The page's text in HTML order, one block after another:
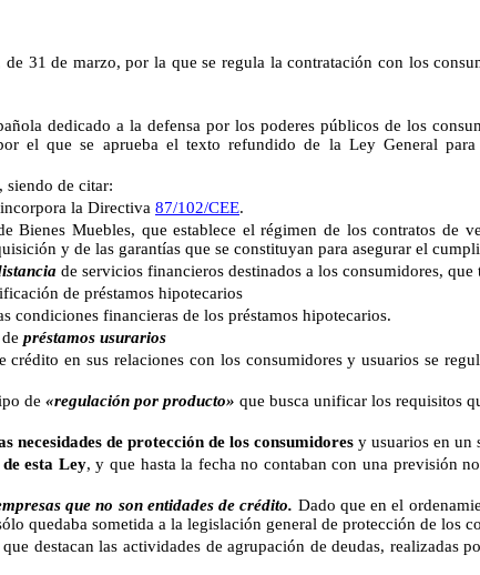
31 de marzo, por la que se regula la contratación con los
dedicado a la defensa por los poderes públicos de los
el que se aprueba el texto refundido de la Ley General
siendo de citar:
la Directiva 87/102/CEE.
Bienes Muebles, que establece el régimen de los contratos de
y de las garantías que se constituyan para asegurar el
de servicios financieros destinados a los consumidores, que
de préstamos hipotecarios
condiciones financieras de los préstamos hipotecarios.
préstamos usurarios
sus relaciones con los consumidores y usuarios se
de «regulación por producto» que busca unificar los requisitos
necesidades de protección de los consumidores y usuarios en un
esta Ley, y que hasta la fecha no contaban con una previsión
que no son entidades de crédito. Dado que en el
quedaba sometida a la legislación general de protección de los
destacan las actividades de agrupación de deudas, realizadas